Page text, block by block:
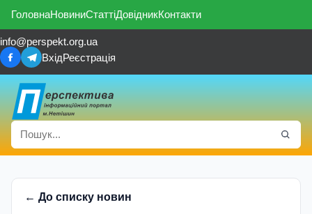
ГоловнаНовиниСтаттіДовідникКонтакти
info@perspekt.org.ua
ВхідРеєстрація
← До списку новин